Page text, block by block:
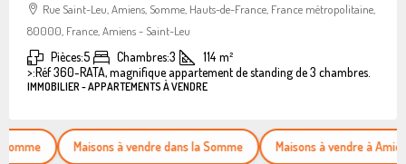
Rue Saint-Leu, Amiens, Somme, Hauts-de-France, France métropolitaine,
80000, France, Amiens - Saint-Leu
Pièces:5 Chambres:3 114 m²
>:Réf 360-RATA, magnifique appartement de standing de 3 chambres.
IMMOBILIER - APPARTEMENTS À VENDRE
Maisons à vendre dans la Somme Maisons à vendre à Amiens